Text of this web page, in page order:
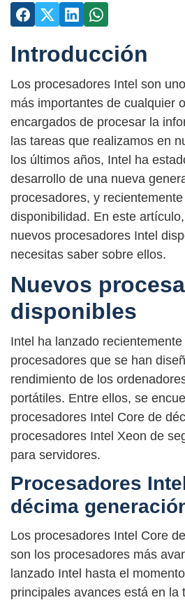
Introducción
Los procesadores Intel son
más importantes de cualquier
encargados de procesar la
las tareas que realizamos en
los últimos años, Intel ha
desarrollo de una nueva
procesadores, y
disponibilidad. En este
nuevos procesadores Intel
necesitas saber sobre ellos.
Nuevos
disponibles
Intel ha lanzado
procesadores que se han
rendimiento de los
portátiles. Entre ellos, se
procesadores Intel Core de
procesadores Intel Xeon de
para servidores.
Procesadores
décima
Los procesadores Intel Core
son los procesadores más
lanzado Intel hasta el
principales avances está en la